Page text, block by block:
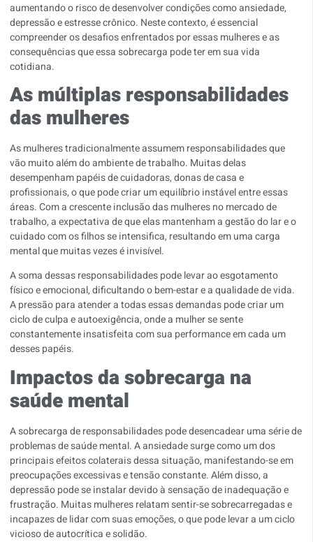
aumentando o risco de desenvolver condições como ansiedade,
depressão e estresse crônico. Neste contexto, é essencial
compreender os desafios enfrentados por essas mulheres e as
consequências que essa sobrecarga pode ter em sua vida
cotidiana.
As múltiplas responsabilidades
das mulheres
As mulheres tradicionalmente assumem responsabilidades que
vão muito além do ambiente de trabalho. Muitas delas
desempenham papéis de cuidadoras, donas de casa e
profissionais, o que pode criar um equilíbrio instável entre essas
áreas. Com a crescente inclusão das mulheres no mercado de
trabalho, a expectativa de que elas mantenham a gestão do lar e o
cuidado com os filhos se intensifica, resultando em uma carga
mental que muitas vezes é invisível.
A soma dessas responsabilidades pode levar ao esgotamento
físico e emocional, dificultando o bem-estar e a qualidade de vida.
A pressão para atender a todas essas demandas pode criar um
ciclo de culpa e autoexigência, onde a mulher se sente
constantemente insatisfeita com sua performance em cada um
desses papéis.
Impactos da sobrecarga na
saúde mental
A sobrecarga de responsabilidades pode desencadear uma série de
problemas de saúde mental. A ansiedade surge como um dos
principais efeitos colaterais dessa situação, manifestando-se em
preocupações excessivas e tensão constante. Além disso, a
depressão pode se instalar devido à sensação de inadequação e
frustração. Muitas mulheres relatam sentir-se sobrecarregadas e
incapazes de lidar com suas emoções, o que pode levar a um ciclo
vicioso de autocrítica e solidão.